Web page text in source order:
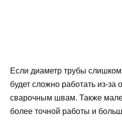
Если диаметр трубы
будет сложно работать из-за
сварочным швам. Также
более точной работы и